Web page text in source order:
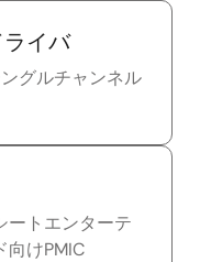
イバ
グルチャンネル
ートエンターテ
向けPMIC